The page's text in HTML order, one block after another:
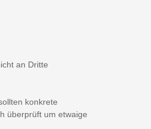
an Dritte
konkrete
überprüft um etwaige